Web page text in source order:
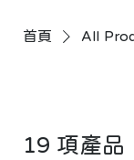
首頁 All
19 項產品